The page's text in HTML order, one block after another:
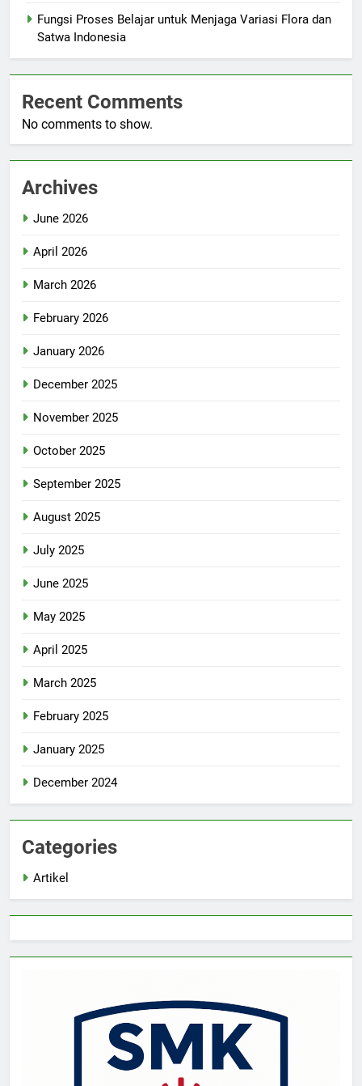
Fungsi Proses Belajar untuk Menjaga Variasi Flora dan
Satwa Indonesia
Recent Comments
No comments to show.
Archives
June 2026
April 2026
March 2026
February 2026
January 2026
December 2025
November 2025
October 2025
September 2025
August 2025
July 2025
June 2025
May 2025
April 2025
March 2025
February 2025
January 2025
December 2024
Categories
Artikel